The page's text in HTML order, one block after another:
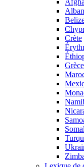
Crète
Grèce